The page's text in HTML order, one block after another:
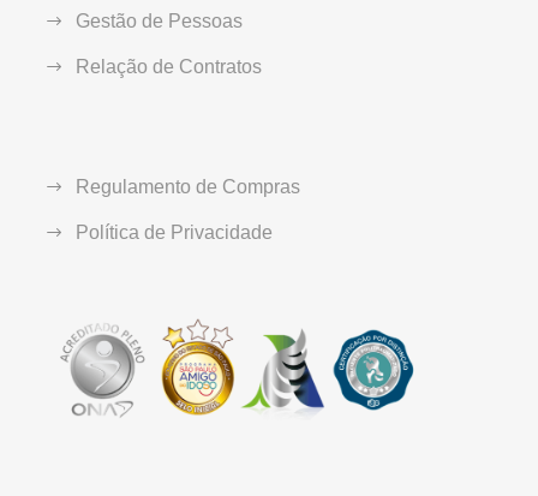
Gestão de Pessoas
Relação de Contratos
Regulamento de Compras
Política de Privacidade